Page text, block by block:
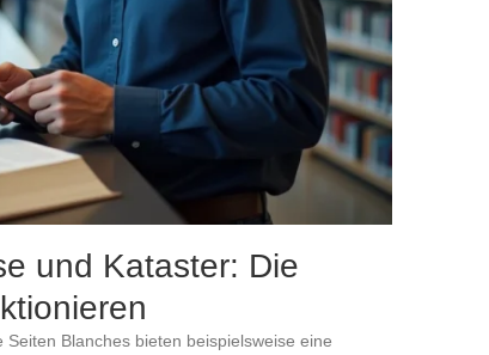
und Kataster: Die
Blanches bieten beispielsweise eine